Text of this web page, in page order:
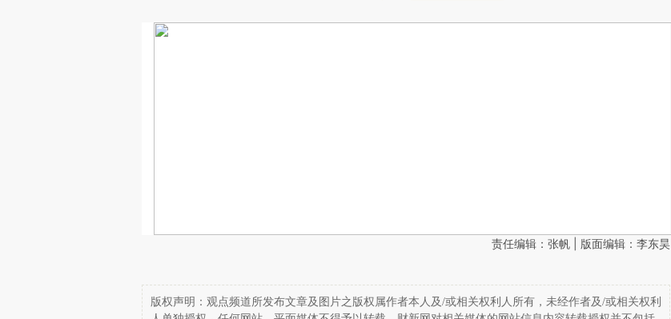
责任编辑：张帆 | 版面编辑：李东昊
版权声明：观点频道所发布文章及图片之版权属作者本人及/或相关权利人所有，未经作者及/或相关权利